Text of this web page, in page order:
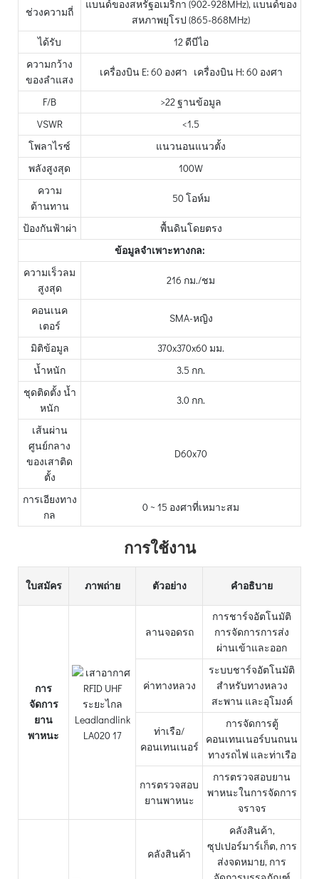
ช่วงความถี่
แบนด์ของสหรัฐอเมริกา (902-928MHz), แบนด์ของ
สหภาพยุโรป (865-868MHz)
ได้รับ
12 ดีบีไอ
ความกว้าง
ของลำแสง
เครื่องบิน E: 60 องศา เครื่องบิน H: 60 องศา
F/B
>22 ฐานข้อมูล
VSWR
<1.5
โพลาไรซ์
แนวนอนแนวตั้ง
พลังสูงสุด
100W
ความ
ต้านทาน
50 โอห์ม
ป้องกันฟ้าผ่า
พื้นดินโดยตรง
ข้อมูลจำเพาะทางกล:
ความเร็วลม
สูงสุด
216 กม./ชม
คอนเนค
เตอร์
SMA-หญิง
มิติข้อมูล
370x370x60 มม.
น้ำหนัก
3.5 กก.
ชุดติดตั้ง น้ำ
หนัก
3.0 กก.
เส้นผ่าน
ศูนย์กลาง
ของเสาติด
ตั้ง
D60x70
การเอียงทาง
กล
0 ~ 15 องศาที่เหมาะสม
การใช้งาน
ใบสมัคร ภาพถ่าย ตัวอย่าง คำอธิบาย
การ
จัดการ
ยาน
พาหนะ
ลานจอดรถ
การชาร์จอัตโนมัติ
การจัดการการส่ง
ผ่านเข้าและออก
ค่าทางหลวง
ระบบชาร์จอัตโนมัติ
สำหรับทางหลวง
สะพาน และอุโมงค์
ท่าเรือ/
คอนเทนเนอร์
การจัดการตู้
คอนเทนเนอร์บนถนน
ทางรถไฟ และท่าเรือ
การตรวจสอบ
ยานพาหนะ
การตรวจสอบยาน
พาหนะในการจัดการ
จราจร
คลังสินค้า
คลังสินค้า,
ซุปเปอร์มาร์เก็ต, การ
ส่งจดหมาย, การ